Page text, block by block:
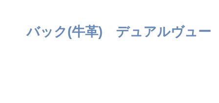
バック(牛革) デュアルヴュー